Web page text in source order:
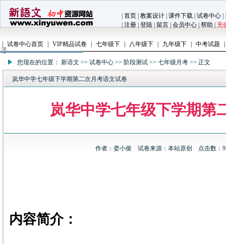
首页 教案设计 课件下载 试卷中心
注册 登陆 留言 会员中心 帮助 充
试卷中心首页 VIP精品试卷 七年级下 八年级下 九年级下 中考试题
您现在的位置： 新语文 >> 试卷中心 >> 阶段测试 >> 七年级月考 >> 正文
岚华中学七年级下学期第二次月考语文试卷
岚华中学七年级下学期第
作者： 娄小俊 试卷来源：本站原创 点击数：
内容简介：